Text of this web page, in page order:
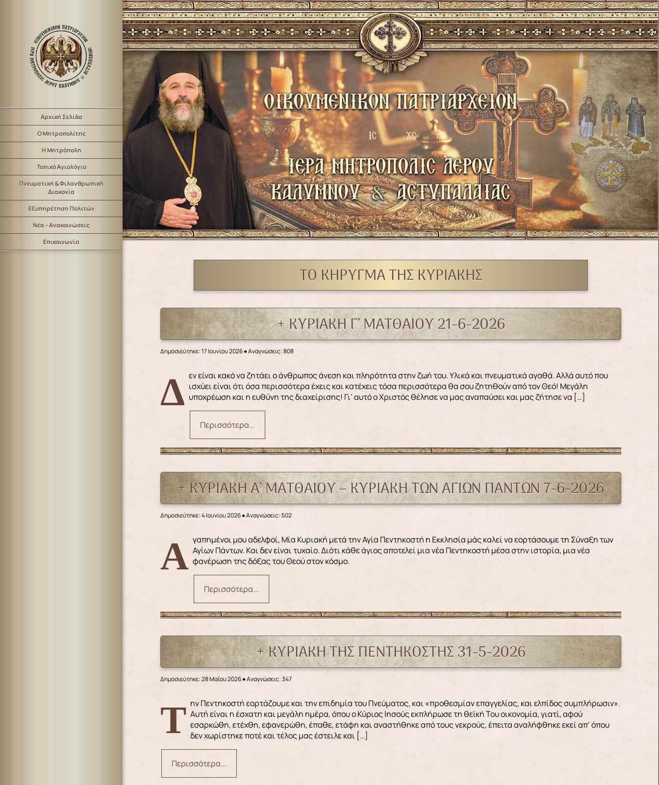
Αρχική Σελίδα
Ο Μητροπολίτης
Η Μητρόπολη
Τοπικό Αγιολόγιο
Πνευματική & Φιλανθρωπική
Διακονία
Εξυπηρέτηση Πολιτών
Νέα – Ανακοινώσεις
Επικοινωνία
ΤΟ ΚΉΡΥΓΜΑ ΤΗΣ ΚΥΡΙΑΚΉΣ
+ ΚΥΡΙΑΚΗ Γ’ ΜΑΤΘΑΙΟΥ 21-6-2026
Δημοσιεύτηκε: 17 Ιουνίου 2026●Αναγνώσεις: 808
Δεν είναι κακό να ζητάει ο άνθρωπος άνεση και πληρότητα στην ζωή του. Υλικά και πνευματικά αγαθά. Αλλά αυτό που ισχύει είναι ότι όσα περισσότερα έχεις και κατέχεις τόσα περισσότερα θα σου ζητηθούν από τον Θεό! Μεγάλη
υποχρέωση και η ευθύνη της διαχείρισης! Γι’ αυτό ο Χριστός θέλησε να μας αναπαύσει και μας ζήτησε να […]
Περισσότερα...
+ ΚΥΡΙΑΚΗ Α’ ΜΑΤΘΑΙΟΥ – ΚΥΡΙΑΚΉ ΤΩΝ ΑΓΊΩΝ ΠΆΝΤΩΝ 7-6-2026
Δημοσιεύτηκε: 4 Ιουνίου 2026●Αναγνώσεις: 502
Αγαπημένοι μου αδελφοί, Μία Κυριακή μετά την Αγία Πεντηκοστή η Εκκλησία μάς καλεί να εορτάσουμε τη Σύναξη των Αγίων Πάντων. Και δεν είναι τυχαίο. Διότι κάθε άγιος αποτελεί μια νέα Πεντηκοστή μέσα στην ιστορία, μια νέα
φανέρωση της δόξας του Θεού στον κόσμο.
Περισσότερα...
+ ΚΥΡΙΑΚΗ ΤΗΣ ΠΕΝΤΗΚΟΣΤΗΣ 31-5-2026
Δημοσιεύτηκε: 28 Μαΐου 2026●Αναγνώσεις: 347
Την Πεντηκοστή εορτάζουμε και την επιδημία του Πνεύματος, και «προθεσμίαν επαγγελίας, και ελπίδος συμπλήρωσιν». Αυτή είναι η έσχατη και μεγάλη ημέρα, όπου ο Κύριος Ιησούς εκπλήρωσε τη θεϊκή Του οικονομία, γιατί, αφού
εσαρκώθη, ετέχθη, εφανερώθη, έπαθε, ετάφη και αναστήθηκε από τους νεκρούς, έπειτα αναλήφθηκε εκεί απ’ όπου
δεν χωρίστηκε ποτέ και τέλος μας έστειλε και […]
Περισσότερα...